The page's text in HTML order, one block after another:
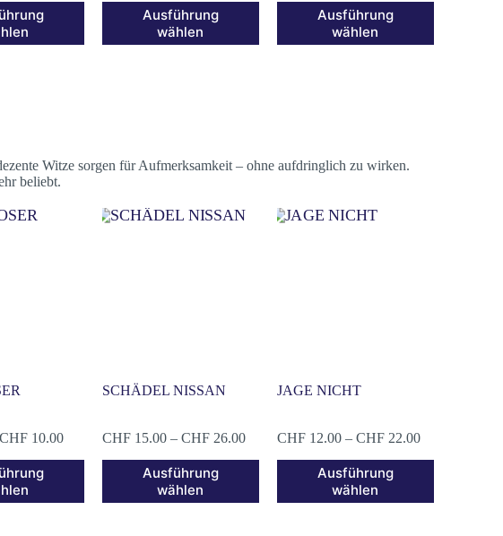
Ausführung
wählen
Ausführung
wählen
Witze sorgen für Aufmerksamkeit – ohne aufdringlich zu wirken.
beliebt.
CHF10.00
SCHÄDEL NISSAN
CHF15.00 – CHF26.00
Ausführung
wählen
JAGE NICHT
CHF12.00 – CHF22.00
Ausführung
wählen